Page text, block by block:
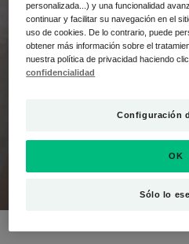
Lavar e
atópica del
personalizada...) y una funcionalidad
continuar y facilitar su navegación en el
uso de cookies. De lo contrario, puede
obtener más información sobre el
nuestra política de privacidad haciendo
confidencialidad
Configuración
Sólo lo
OK